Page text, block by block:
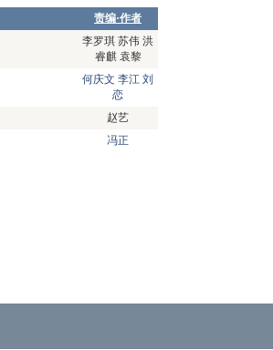
责编·作者
李罗琪 苏伟 洪
睿麒 袁黎
何庆文 李江 刘
恋
赵艺
冯正